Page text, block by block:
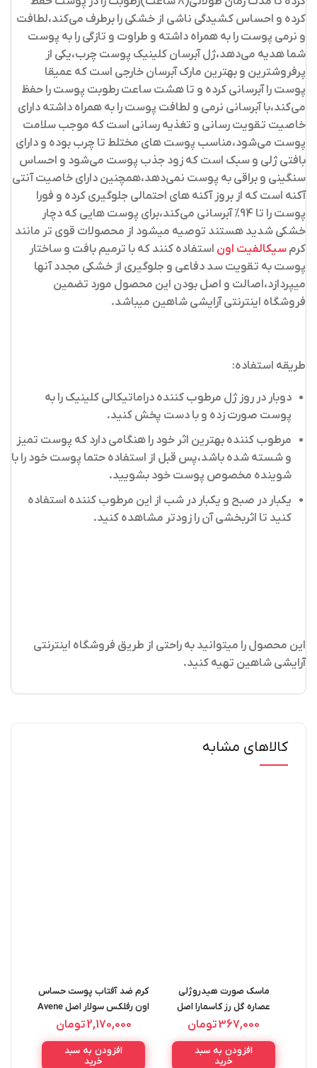
کرده و احساس کشیدگی ناشی از خشکی را برطرف می‌کند،لطافت
و نرمی پوست را به همراه داشته و طراوت و تازگی را به پوست
شما هدیه می‌دهد،ژل آبرسان کلینیک پوست چرب،یکی از
پرفروشترین و بهترین مارک آبرسان خارجی است که عمیقا
پوست را آبرسانی کرده و تا هشت ساعت رطوبت پوست را حفظ
می‌کند،با آبرسانی نرمی و لطافت پوست را به همراه داشته دارای
خاصیت تقویت رسانی و تغذیه رسانی است که موجب سلامت
پوست می‌شود،مناسب پوست های مختلط تا چرب بوده و دارای
بافتی ژلی و سبک است که زود جذب پوست می‌شود و احساس
سنگینی و براقی به پوست نمی‌دهد،همچنین دارای خاصیت آنتی
آکنه است که از بروز آکنه های احتمالی جلوگیری کرده و فورا
پوست را تا 94% آبرسانی می‌کند،برای پوست هایی که دچار
خشکی شدید هستند توصیه میشود از محصولات قوی تر مانند
کرم سیکالفیت اون استفاده کنند که با ترمیم بافت و ساختار
پوست به تقویت سد دفاعی و جلوگیری از خشکی مجدد آنها
میپردازد،اصالت و اصل بودن این محصول مورد تضمین
فروشگاه اینترنتی آرایشی شاهین میباشد.
طریقه استفاده:
دوبار در روز ژل مرطوب کننده دراماتیکالی کلینیک را به
پوست صورت زده و با دست پخش کنید.
مرطوب کننده بهترین اثر خود را هنگامی دارد که پوست تمیز
و شسته شده باشد،پس قبل از استفاده حتما پوست خود را با
شوینده مخصوص پوست خود بشویید.
یکبار در صبح و یکبار در شب از این مرطوب کننده استفاده
کنید تا اثربخشی آن را زودتر مشاهده کنید.
این محصول را میتوانید به راحتی از طریق فروشگاه اینترنتی
آرایشی شاهین تهیه کنید.
کالاهای مشابه
ماسک صورت هیدروژلی
عصاره گل رز کاسمارا اصل
Casmara Rose Jelly Mask
100ML
367,000تومان
افزودن به سبد
خرید
کرم ضد آفتاب پوست حساس
اون رفلکس سولار اصل Avene
Reflexe Solaire Spf 50
30ML
2,170,000تومان
افزودن به سبد
خرید